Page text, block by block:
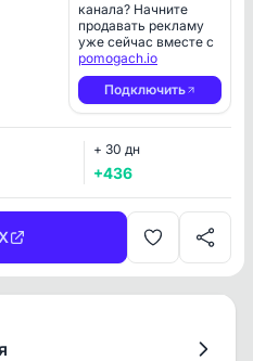
канала? Начните
продавать рекламу
уже сейчас вместе с
pomogach.io
Подключить
+ 30 дн
+436